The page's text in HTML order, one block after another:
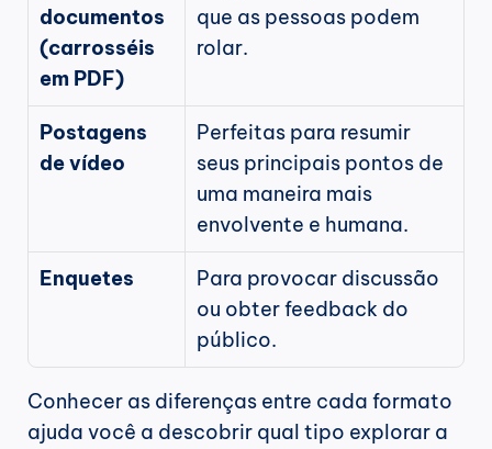
documentos
(carrosséis
em PDF)
que as pessoas podem
rolar.
Postagens
de vídeo
Perfeitas para resumir
seus principais pontos de
uma maneira mais
envolvente e humana.
Enquetes
Para provocar discussão
ou obter feedback do
público.
Conhecer as diferenças entre cada formato
ajuda você a descobrir qual tipo explorar a